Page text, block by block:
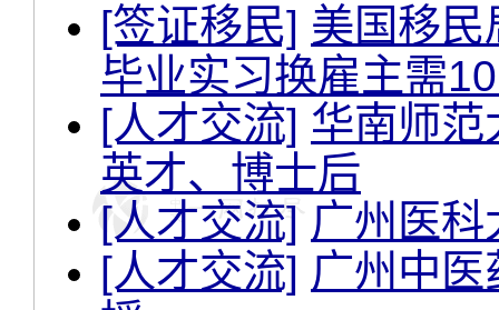
[签证移民] 美国移
毕业实习换雇主需
[人才交流] 华南师
英才、博士后
[人才交流] 广州医科
[人才交流] 广州中